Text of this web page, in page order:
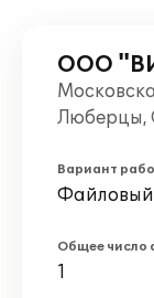
ООО
Люберцы,
Вариант
Файловый
Общее число
1